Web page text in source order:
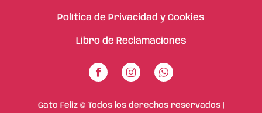
Política de Privacidad y Cookies
Libro de Reclamaciones
Gato Feliz © Todos los derechos reservados |